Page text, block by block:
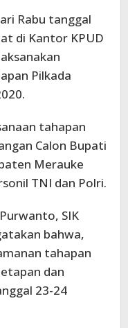
Rabu tanggal
di Kantor KPUD
Pilkada
tahapan
Calon Bupati
Merauke
TNI dan Polri.
SIK
bahwa,
tahapan
dan
23-24